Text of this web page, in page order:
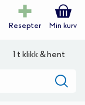
Resepter Min kurv
1 t klikk & hent